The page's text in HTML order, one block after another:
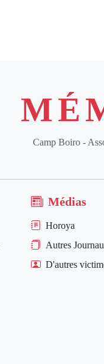
Camp Boiro -
Médias
Horoya
Autres
D'autres